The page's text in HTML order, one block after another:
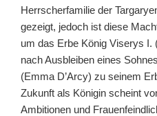
Herrscherfamilie der
gezeigt, jedoch ist diese
um das Erbe König Viserys I.
nach Ausbleiben eines
(Emma D’Arcy) zu seinem
Zukunft als Königin scheint
Ambitionen und